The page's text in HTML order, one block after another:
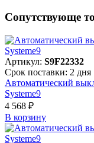
Сопутствующе
Артикул: S9F22332
Срок поставки: 2 дня
Автоматический
Systeme9
4 568 ₽
В корзинy